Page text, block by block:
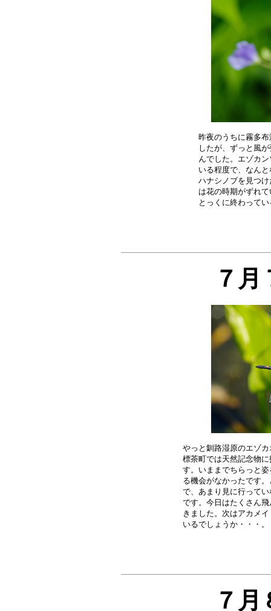
昨夜のうちに霧多
したが、ずっと風
んでした。エゾカ
いる程度で、なん
ハナシノブを見つ
は花の時期がずれ
７
やっと釧路湿原のエゾ
標茶町では天然記念物
す。いままでちらっと
る機会がなかったです
で、あまり見に行って
です。今日はたくさん
きました。次はアカメ
７